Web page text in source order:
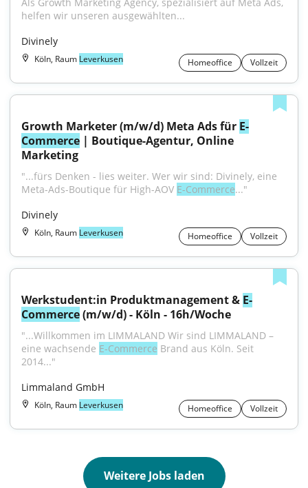
helfen wir unseren ausgewählten...
Divinely
Köln, Raum Leverkusen Homeoffice Vollzeit
Growth Marketer (m/w/d) Meta Ads für E-
Commerce | Boutique-Agentur, Online
Marketing
"...fürs Denken - lies weiter. Wer wir sind: Divinely, eine
Meta-Ads-Boutique für High-AOV E-Commerce..."
Divinely
Köln, Raum Leverkusen Homeoffice Vollzeit
Werkstudent:in Produktmanagement & E-
Commerce (m/w/d) - Köln - 16h/Woche
"...Willkommen im LIMMALAND Wir sind LIMMALAND –
eine wachsende E‑Commerce Brand aus Köln. Seit
2014..."
Limmaland GmbH
Köln, Raum Leverkusen Homeoffice Vollzeit
Weitere Jobs laden